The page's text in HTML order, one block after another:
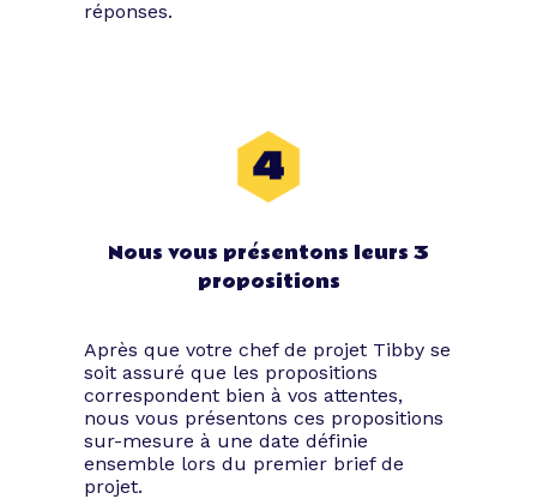
réponses.
Nous vous présentons leurs 3
propositions
Après que votre chef de projet Tibby se
soit assuré que les propositions
correspondent bien à vos attentes,
nous vous présentons ces propositions
sur-mesure à une date définie
ensemble lors du premier brief de
projet.